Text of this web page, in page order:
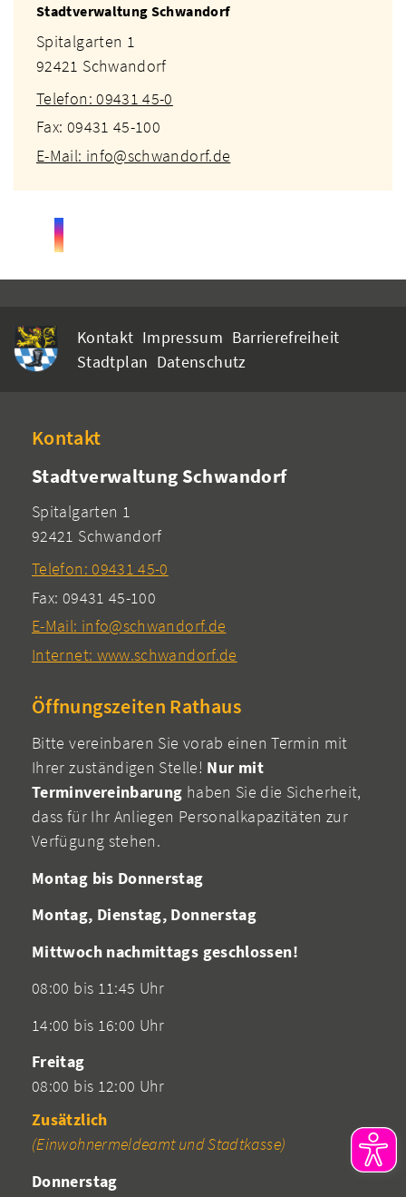
Stadtverwaltung Schwandorf
Spitalgarten 1
92421 Schwandorf
Telefon: 09431 45-0
Fax: 09431 45-100
E-Mail: info@schwandorf.de
Kontakt Impressum Barrierefreiheit
Stadtplan Datenschutz
Kontakt
Stadtverwaltung Schwandorf
Spitalgarten 1
92421 Schwandorf
Telefon: 09431 45-0
Fax: 09431 45-100
E-Mail: info@schwandorf.de
Internet: www.schwandorf.de
Öffnungszeiten Rathaus
Bitte vereinbaren Sie vorab einen Termin mit
Ihrer zuständigen Stelle! Nur mit
Terminvereinbarung haben Sie die Sicherheit,
dass für Ihr Anliegen Personalkapazitäten zur
Verfügung stehen.
Montag bis Donnerstag
Montag, Dienstag, Donnerstag
Mittwoch nachmittags geschlossen!
08:00 bis 11:45 Uhr
14:00 bis 16:00 Uhr
Freitag
08:00 bis 12:00 Uhr
Zusätzlich
(Einwohnermeldeamt und Stadtkasse)
Donnerstag